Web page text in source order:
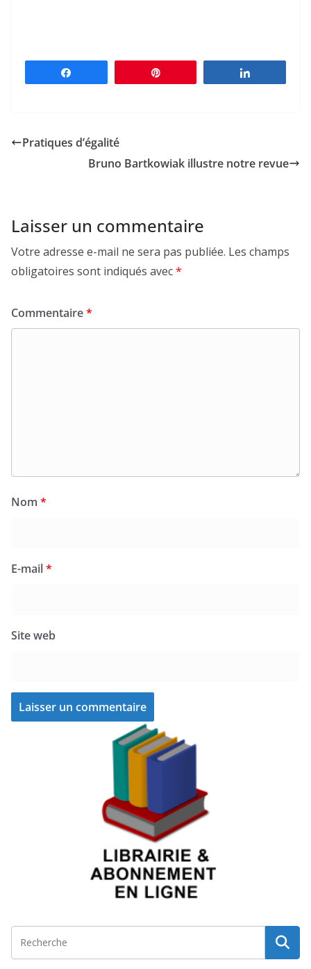
Pratiques d’égalité
Bruno Bartkowiak illustre notre revue
Laisser un commentaire
Votre adresse e-mail ne sera pas publiée. Les champs
obligatoires sont indiqués avec*
Commentaire*
Nom *
E-mail*
Site web